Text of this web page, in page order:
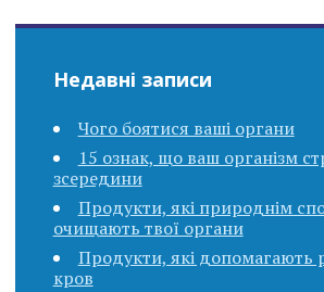
Недавні записи
Чого боятися ваші органи
15 ознак, що ваш організм
зсередини
Продукти, які природнім
очищають твої органи
Продукти, які допомагають
кров